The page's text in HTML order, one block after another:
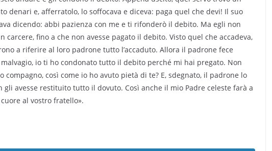
denari e, afferratolo, lo soffocava e diceva: paga quel che devi! Il suo
dicendo: abbi pazienza con me e ti rifonderò il debito. Ma egli non
carcere, fino a che non avesse pagato il debito. Visto quel che accadeva,
a riferire al loro padrone tutto l’accaduto. Allora il padrone fece
io ti ho condonato tutto il debito perché mi hai pregato. Non
così come io ho avuto pietà di te? E, sdegnato, il padrone lo
avesse restituito tutto il dovuto. Così anche il mio Padre celeste farà a
al vostro fratello».